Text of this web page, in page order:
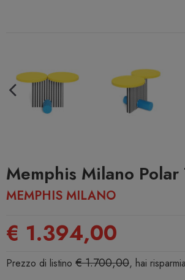
Memphis Milano Polar
MEMPHIS MILANO
€ 1.394,00
Prezzo di listino € 1.700,00, hai